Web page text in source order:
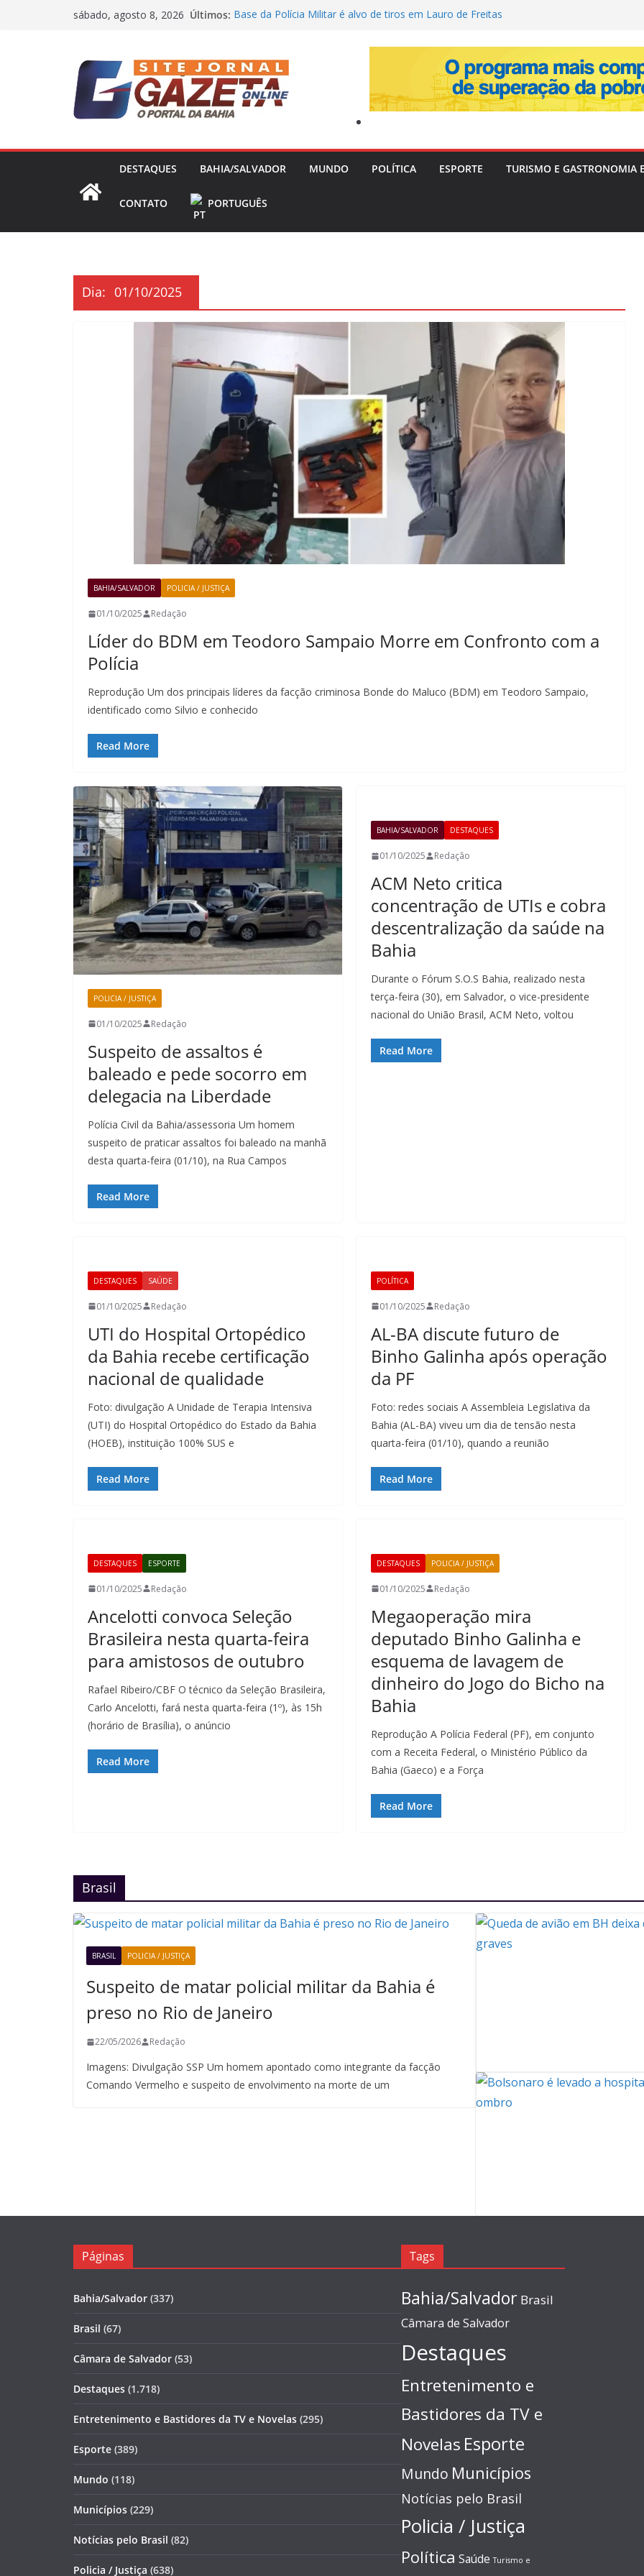
sábado, agosto 8, 2026 Últimos: Base da Polícia Militar é alvo de tiros em Lauro de Freitas
Livre no mercado após a Copa de 2026: volante Fabinho
define prioridades para o futuro da carreira
Mistério na Bahia: Três adolescentes desaparecem em
Eunápolis e polícia investiga possível conexão
Dono da Voepass admite à PF que ignorava “cultura de
DESTAQUES BAHIA/SALVADOR MUNDO POLÍTICA ESPORTE TURISMO E GASTRONOMIA
CONTATO PORTUGUÊS
Dia: 01/10/2025
BAHIA/SALVADOR POLICIA / JUSTIÇA
01/10/2025 Redação
Líder do BDM em Teodoro Sampaio Morre em Confronto com a
Polícia
Reprodução Um dos principais líderes da facção criminosa Bonde do Maluco (BDM) em Teodoro Sampaio,
identificado como Silvio e conhecido
Read More
POLICIA / JUSTIÇA
01/10/2025 Redação
Suspeito de assaltos é
baleado e pede socorro em
delegacia na Liberdade
Polícia Civil da Bahia/assessoria Um homem
suspeito de praticar assaltos foi baleado na manhã
desta quarta-feira (01/10), na Rua Campos
Read More
BAHIA/SALVADOR DESTAQUES
01/10/2025 Redação
ACM Neto critica
concentração de UTIs e cobra
descentralização da saúde na
Bahia
Durante o Fórum S.O.S Bahia, realizado nesta
terça-feira (30), em Salvador, o vice-presidente
nacional do União Brasil, ACM Neto, voltou
Read More
DESTAQUES SAÚDE
01/10/2025 Redação
UTI do Hospital Ortopédico
da Bahia recebe certificação
nacional de qualidade
Foto: divulgação A Unidade de Terapia Intensiva
(UTI) do Hospital Ortopédico do Estado da Bahia
(HOEB), instituição 100% SUS e
Read More
POLÍTICA
01/10/2025 Redação
AL-BA discute futuro de
Binho Galinha após operação
da PF
Foto: redes sociais A Assembleia Legislativa da
Bahia (AL-BA) viveu um dia de tensão nesta
quarta-feira (01/10), quando a reunião
Read More
DESTAQUES ESPORTE
01/10/2025 Redação
Ancelotti convoca Seleção
Brasileira nesta quarta-feira
para amistosos de outubro
Rafael Ribeiro/CBF O técnico da Seleção Brasileira,
Carlo Ancelotti, fará nesta quarta-feira (1º), às 15h
(horário de Brasília), o anúncio
Read More
DESTAQUES POLICIA / JUSTIÇA
01/10/2025 Redação
Megaoperação mira
deputado Binho Galinha e
esquema de lavagem de
dinheiro do Jogo do Bicho na
Bahia
Reprodução A Polícia Federal (PF), em conjunto
com a Receita Federal, o Ministério Público da
Bahia (Gaeco) e a Força
Read More
Brasil
BRASIL POLICIA / JUSTIÇA
Suspeito de matar policial militar da Bahia é
preso no Rio de Janeiro
22/05/2026 Redação
Imagens: Divulgação SSP Um homem apontado como integrante da facção
Comando Vermelho e suspeito de envolvimento na morte de um
Páginas
Bahia/Salvador (337)
Brasil (67)
Câmara de Salvador (53)
Destaques (1.718)
Entretenimento e Bastidores da TV e Novelas (295)
Esporte (389)
Mundo (118)
Municípios (229)
Notícias pelo Brasil (82)
Policia / Justiça (638)
Tags
Bahia/Salvador Brasil
Câmara de Salvador
Destaques
Entretenimento e
Bastidores da TV e
Novelas Esporte
Mundo Municípios
Notícias pelo Brasil
Policia / Justiça
Política Saúde Turismo e